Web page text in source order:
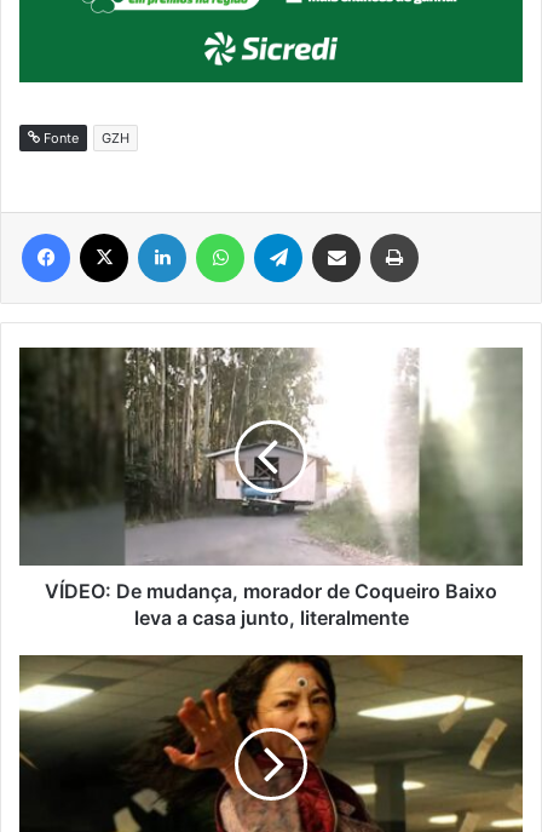
Fonte GZH
Facebook Linkedin WhatsAppTelegram Compartilhar via e-mail
mudança,
morador
Baixo
a
casaVÍDEO: De mudança, morador de Coqueiro Baixo
leva a casa junto, literalmente
Indicados
ao
Oscar
são